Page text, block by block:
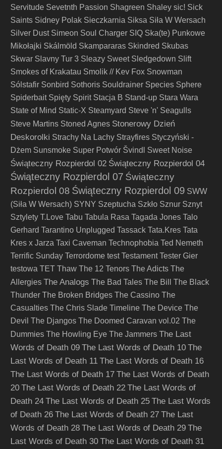
Servitude Sevetnth Passion Shagreen Shaley sic! Sick
Saints Sidney Polak Sieczkarnia Siksa Siła W Wersach
Silver Dust Simeon Soul Charger SIQ Ska(te) Punkowe
Mikołajki Skálmöld Skampararas Skindred Skubas
Skwar Slavny Tur 3 Sleazy Sweet Sledgedown Slift
Smokes of Krakatau Smolik // Kev Fox Snowman
Sólstafir Sonbird Sothoris Souldrainer Species Sphere
Spiderbait Spięty Spirit Stacja B Stand-up Stara Wara
State of Mind Static-X Steamyard Steve 'n' Seagulls
Steve Martins Stoned Agnes Stonerowy Dzień
Deskorolki Strachy Na Lachy Strayfires Styczyński -
Dżem Sunsmoke Super Potwór Švindl Sweet Noise
Świąteczny Rozpierdol 02 Świąteczny Rozpierdol 04
Świąteczny Rozpierdol 07 Świąteczny
Rozpierdol 08 Świąteczny Rozpierdol 09 SWW
(Siła W Wersach) SYNY Szeptucha Szkło Sznur Sznyt
Sztylety T.Love Tabu Tabula Rasa Tagada Jones Talo
Gerhard Tarantino Unplugged Tassack Tata.Kres Tata
Kres x Jarza Taxi Caveman Technophobia Ted Nemeth
Terrific Sunday Terrordome test Testament Tester Gier
testowa TET Thaw The 12 Tenors The Adicts The
Allergies The Analogs The Bad Tales The Bill
The Black
Thunder The Broken Bridges The Cassino The
Casualties The Chris Slade Timeline The Device The
Devil The Djangos The Doomed Caravan vol.02 The
Dummies The Howling Eye The Jammers The Last
Words of Death 09 The Last Words of Death 10 The
Last Words of Death 11 The Last Words of Death 16
The Last Words of Death 17 The Last Words of Death
20 The Last Words of Death 22 The Last Words of
Death 24 The Last Words of Death 25 The Last Words
of Death 26 The Last Words of Death 27 The Last
Words of Death 28 The Last Words of Death 29 The
Last Words of Death 30 The Last Words of Death 31